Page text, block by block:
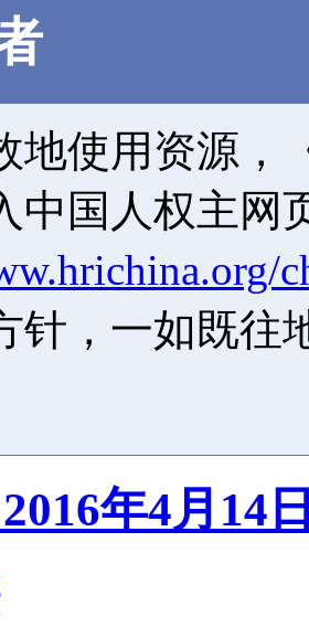
地使用资源，
中国人权主网
针，一如既往
年4月14